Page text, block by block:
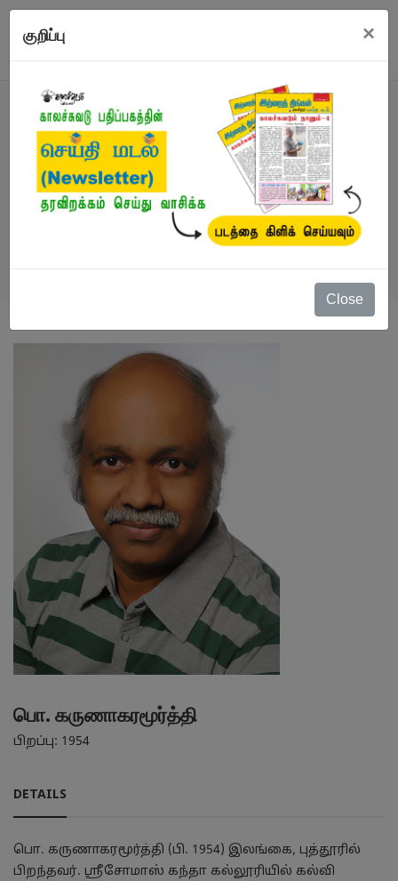
குறிப்பு ×
Close
எழுத்தாளர்
நூல்கள் / பொ. கருணாகரமூர்த்தி
பொ. கருணாகரமூர்த்தி
பிறப்பு: 1954
DETAILS
பொ. கருணாகரமூர்த்தி (பி. 1954) இலங்கை, புத்தூரில்
பிறந்தவர். ஸ்ரீசோமாஸ் கந்தா கல்லூரியில் கல்வி